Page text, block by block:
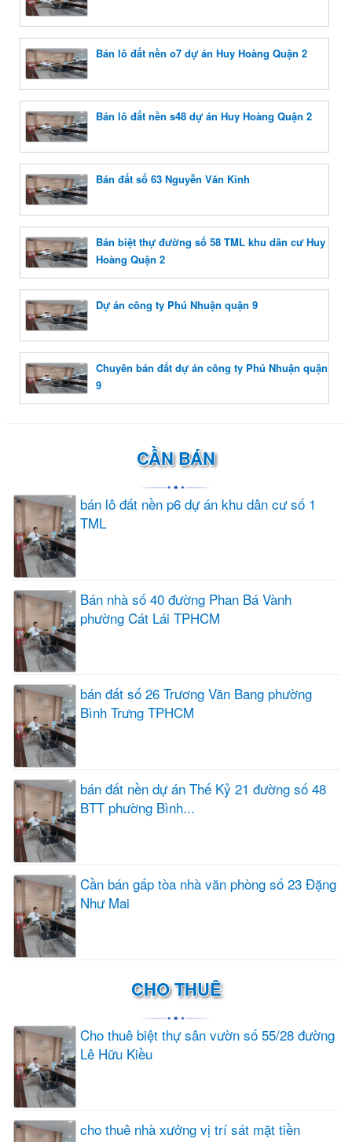
Bán lô đất nền o7 dự án Huy Hoàng Quận 2
Bán lô đất nền s48 dự án Huy Hoàng Quận 2
Bán đất số 63 Nguyễn Văn Kỉnh
Bán biệt thự đường số 58 TML khu dân cư Huy
Hoàng Quận 2
Dự án công ty Phú Nhuận quận 9
Chuyên bán đất dự án công ty Phú Nhuận quận
9
CẦN BÁN
bán lô đất nền p6 dự án khu dân cư số 1
TML
Bán nhà số 40 đường Phan Bá Vành
phường Cát Lái TPHCM
bán đất số 26 Trương Văn Bang phường
Bình Trưng TPHCM
bán đất nền dự án Thế Kỷ 21 đường số 48
BTT phường Bình...
Cần bán gấp tòa nhà văn phòng số 23 Đặng
Như Mai
CHO THUÊ
Cho thuê biệt thự sân vườn số 55/28 đường
Lê Hữu Kiều
cho thuê nhà xưởng vị trí sát mặt tiền